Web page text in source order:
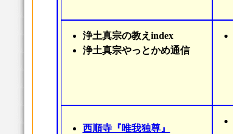
浄土真宗の教えindex
浄土真宗やっとかめ通信
西順寺『唯我独尊』